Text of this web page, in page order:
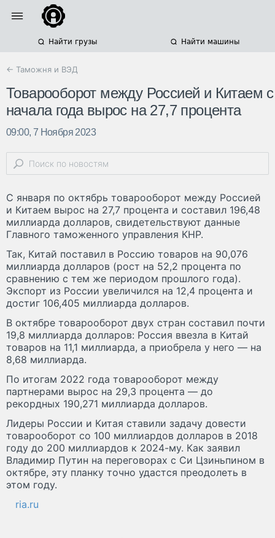
Найти грузы Найти машины
← Таможня и ВЭД
Товарооборот между Россией и Китаем с
начала года вырос на 27,7 процента
09:00, 7 Ноября 2023
С января по октябрь товарооборот между Россией
и Китаем вырос на 27,7 процента и составил 196,48
миллиарда долларов, свидетельствуют данные
Главного таможенного управления КНР.
Так, Китай поставил в Россию товаров на 90,076
миллиарда долларов (рост на 52,2 процента по
сравнению с тем же периодом прошлого года).
Экспорт из России увеличился на 12,4 процента и
достиг 106,405 миллиарда долларов.
В октябре товарооборот двух стран составил почти
19,8 миллиарда долларов: Россия ввезла в Китай
товаров на 11,1 миллиарда, а приобрела у него — на
8,68 миллиарда.
По итогам 2022 года товарооборот между
партнерами вырос на 29,3 процента — до
рекордных 190,271 миллиарда долларов.
Лидеры России и Китая ставили задачу довести
товарооборот со 100 миллиардов долларов в 2018
году до 200 миллиардов к 2024-му. Как заявил
Владимир Путин на переговорах с Си Цзиньпином в
октябре, эту планку точно удастся преодолеть в
этом году.
ria.ru